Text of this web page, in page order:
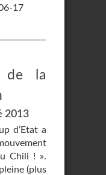
17
de la
2013
d’Etat a
Chili ! ».
(plus